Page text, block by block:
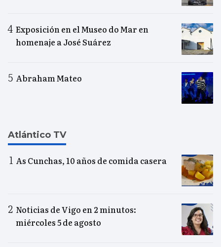
Exposición en el Museo do Mar en
homenaje a José Suárez
Abraham Mateo
Atlántico TV
As Cunchas, 10 años de comida casera
Noticias de Vigo en 2 minutos:
miércoles 5 de agosto